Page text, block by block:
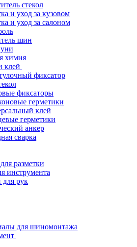
стекол
и уход за кузовом
и уход за салоном
шин
химия
клей
фиксатор
фиксаторы
герметики
клей
герметики
анкер
сварка
разметки
инструмента
для рук
для шиномонтажа